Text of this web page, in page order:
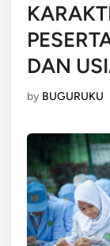
DAN
by BUGURUKU